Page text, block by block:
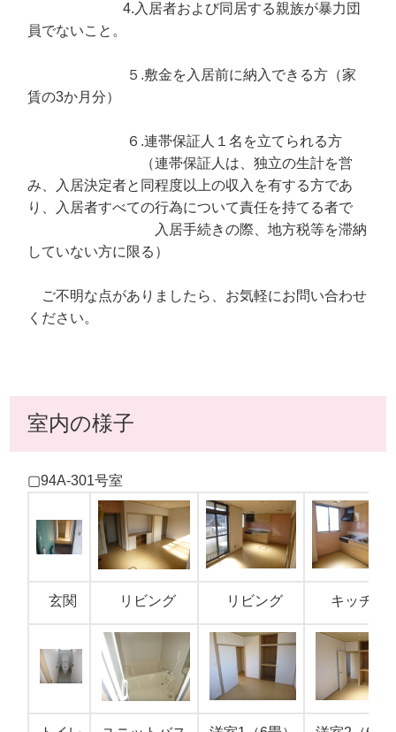
4.入居者および同居する親族が暴力団
員でないこと。
５.敷金を入居前に納入できる方（家
賃の3か月分）
６.連帯保証人１名を立てられる方
（連帯保証人は、独立の生計を営
み、入居決定者と同程度以上の収入を有する方であ
り、入居者すべての行為について責任を持てる者で
入居手続きの際、地方税等を滞納
していない方に限る）
ご不明な点がありましたら、お気軽にお問い合わせ
ください。
室内の様子
▢94A-301号室
玄関 リビング リビング キッチン